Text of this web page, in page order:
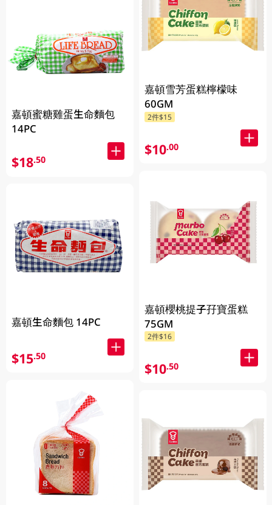
嘉頓蜜糖雞蛋生命麵包
14PC
$18.50
嘉頓生命麵包 14PC
$15.50
嘉頓雪芳蛋糕檸檬味
60GM
2件$15
$10.00
嘉頓櫻桃提子孖寶蛋糕
75GM
2件$16
$10.50